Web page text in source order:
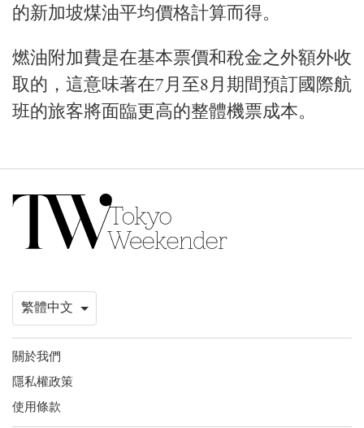
的新加坡煤油平均價格計算而得。
燃油附加費是在基本票價和稅金之外額外收
取的，這意味著在7月至8月期間預訂國際航
班的旅客將面臨更高的整體機票成本。
關於我們
隱私權政策
使用條款